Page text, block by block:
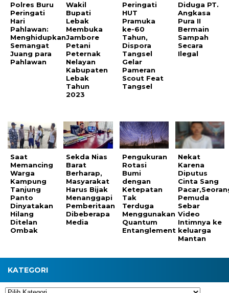
Polres Buru
Peringati
Hari
Pahlawan:
Menghidupkan
Semangat
Juang para
Pahlawan
Wakil
Bupati
Lebak
Membuka
Jambore
Petani
Peternak
Nelayan
Kabupaten
Lebak
Tahun
2023
Peringati
HUT
Pramuka
ke-60
Tahun,
Dispora
Tangsel
Gelar
Pameran
Scout Feat
Tangsel
Diduga PT.
Angkasa
Pura II
Bermain
Sampah
Secara
Ilegal
Saat
Memancing
Warga
Kampung
Tanjung
Panto
Dinyatakan
Hilang
Ditelan
Ombak
Sekda Nias
Barat
Berharap,
Masyarakat
Harus Bijak
Menanggapi
Pemberitaan
Dibeberapa
Media
Pengukuran
Rotasi
Bumi
dengan
Ketepatan
Tak
Terduga
Menggunakan
Quantum
Entanglement
Nekat
Karena
Diputus
Cinta Sang
Pemuda
Sebar
Video
Intimnya ke
keluarga
Mantan
KATEGORI